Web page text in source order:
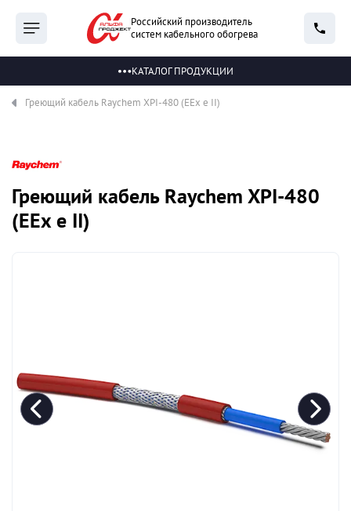
Российский производитель
систем кабельного обогрева
КАТАЛОГ ПРОДУКЦИИ
Греющий кабель Raychem XPI-480 (EEx e II)
Греющий кабель Raychem XPI-480
(EEx e II)